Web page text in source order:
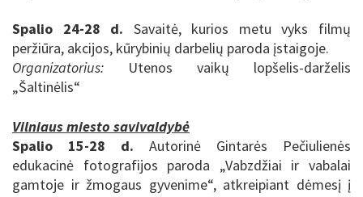
Spalio 24-28 d. Savaitė, kurios metu vyks filmų
peržiūra, akcijos, kūrybinių darbelių paroda įstaigoje.
Organizatorius: Utenos vaikų lopšelis-darželis
„Šaltinėlis“
Vilniaus miesto savivaldybė
Spalio 15-28 d. Autorinė Gintarės Pečiulienės
edukacinė fotografijos paroda „Vabzdžiai ir vabalai
gamtoje ir žmogaus gyvenime“, atkreipiant dėmesį į